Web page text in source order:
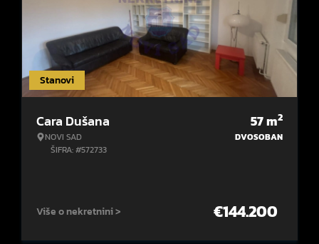
Stanovi
Cara Dušana
NOVI SAD
ŠIFRA: #572733
57m2
DVOSOBAN
Više o nekretnini > €144.200